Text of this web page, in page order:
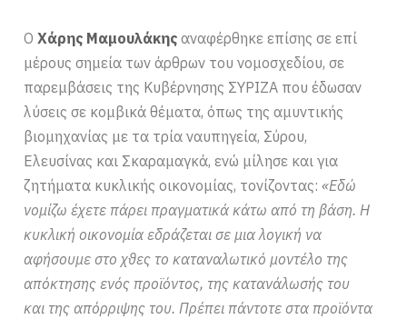
Ο Χάρης Μαμουλάκης αναφέρθηκε επίσης σε επί
μέρους σημεία των άρθρων του νομοσχεδίου, σε
παρεμβάσεις της Κυβέρνησης ΣΥΡΙΖΑ που έδωσαν
λύσεις σε κομβικά θέματα, όπως της αμυντικής
βιομηχανίας με τα τρία ναυπηγεία, Σύρου,
Ελευσίνας και Σκαραμαγκά, ενώ μίλησε και για
ζητήματα κυκλικής οικονομίας, τονίζοντας:«Εδώ
νομίζω έχετε πάρει πραγματικά κάτω από τη βάση. Η
κυκλική οικονομία εδράζεται σε μια λογική να
αφήσουμε στο χθες το καταναλωτικό μοντέλο της
απόκτησης ενός προϊόντος, της κατανάλωσής του
και της απόρριψης του. Πρέπει πάντοτε στα προϊόντα